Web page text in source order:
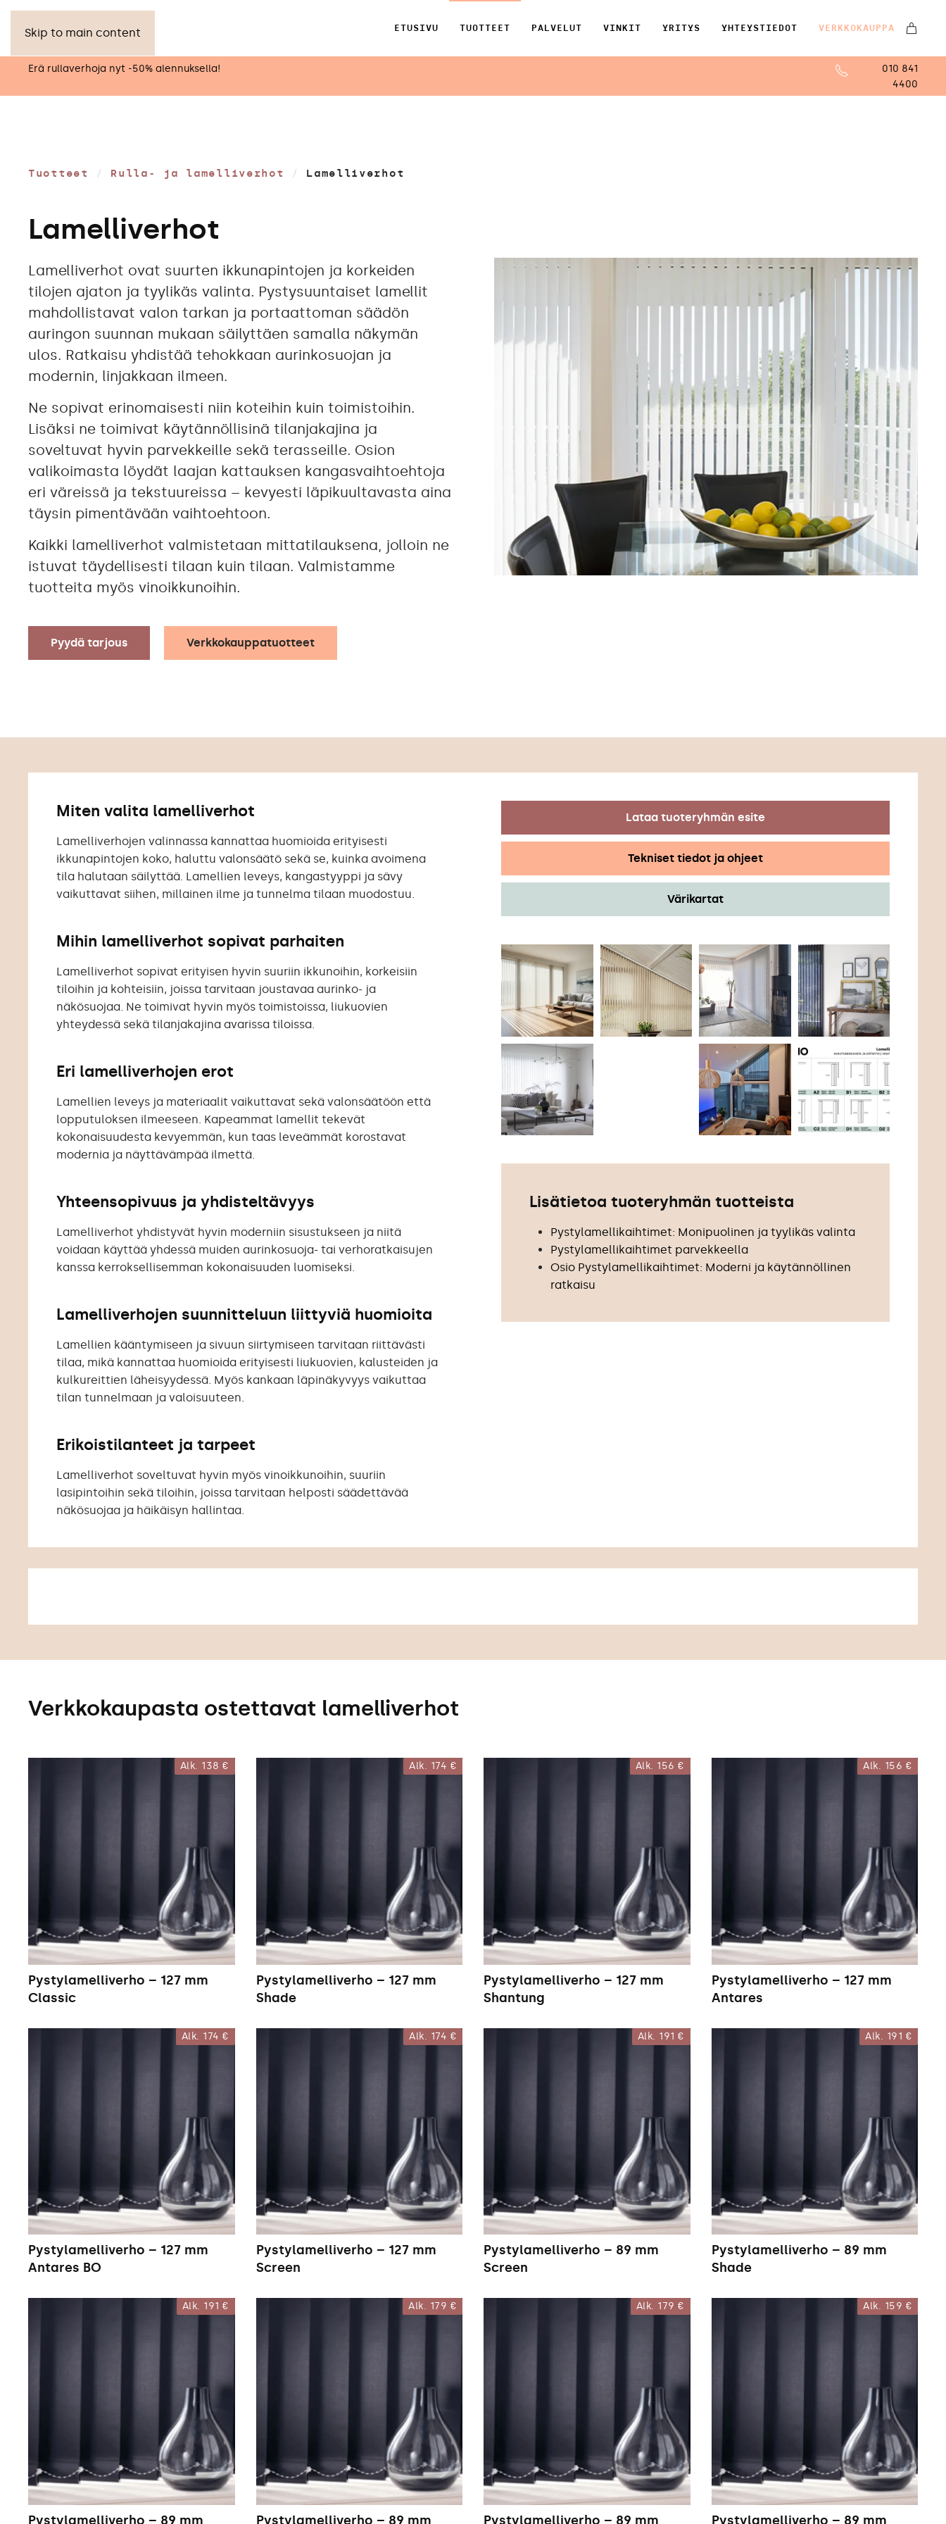
Skip to main content ETUSIVU TUOTTEET PALVELUT VINKIT YRITYS YHTEYSTIEDOT VERKKOKAUPPA
Erä rullaverhoja nyt -50% alennuksella!
010 841
4400
Tuotteet / Rulla- ja lamelliverhot / Lamelliverhot
Lamelliverhot
Lamelliverhot ovat suurten ikkunapintojen ja korkeiden
tilojen ajaton ja tyylikäs valinta. Pystysuuntaiset lamellit
mahdollistavat valon tarkan ja portaattoman säädön
auringon suunnan mukaan säilyttäen samalla näkymän
ulos. Ratkaisu yhdistää tehokkaan aurinkosuojan ja
modernin, linjakkaan ilmeen.
Ne sopivat erinomaisesti niin koteihin kuin toimistoihin.
Lisäksi ne toimivat käytännöllisinä tilanjakajina ja
soveltuvat hyvin parvekkeille sekä terasseille. Osion
valikoimasta löydät laajan kattauksen kangasvaihtoehtoja
eri väreissä ja tekstuureissa – kevyesti läpikuultavasta aina
täysin pimentävään vaihtoehtoon.
Kaikki lamelliverhot valmistetaan mittatilauksena, jolloin ne
istuvat täydellisesti tilaan kuin tilaan. Valmistamme
tuotteita myös vinoikkunoihin.
Pyydä tarjous Verkkokauppatuotteet
Miten valita lamelliverhot
Lamelliverhojen valinnassa kannattaa huomioida erityisesti
ikkunapintojen koko, haluttu valonsäätö sekä se, kuinka avoimena
tila halutaan säilyttää. Lamellien leveys, kangastyyppi ja sävy
vaikuttavat siihen, millainen ilme ja tunnelma tilaan muodostuu.
Mihin lamelliverhot sopivat parhaiten
Lamelliverhot sopivat erityisen hyvin suuriin ikkunoihin, korkeisiin
tiloihin ja kohteisiin, joissa tarvitaan joustavaa aurinko- ja
näkösuojaa. Ne toimivat hyvin myös toimistoissa, liukuovien
yhteydessä sekä tilanjakajina avarissa tiloissa.
Eri lamelliverhojen erot
Lamellien leveys ja materiaalit vaikuttavat sekä valonsäätöön että
lopputuloksen ilmeeseen. Kapeammat lamellit tekevät
kokonaisuudesta kevyemmän, kun taas leveämmät korostavat
modernia ja näyttävämpää ilmettä.
Yhteensopivuus ja yhdisteltävyys
Lamelliverhot yhdistyvät hyvin moderniin sisustukseen ja niitä
voidaan käyttää yhdessä muiden aurinkosuoja- tai verhoratkaisujen
kanssa kerroksellisemman kokonaisuuden luomiseksi.
Lamelliverhojen suunnitteluun liittyviä huomioita
Lamellien kääntymiseen ja sivuun siirtymiseen tarvitaan riittävästi
tilaa, mikä kannattaa huomioida erityisesti liukuovien, kalusteiden ja
kulkureittien läheisyydessä. Myös kankaan läpinäkyvyys vaikuttaa
tilan tunnelmaan ja valoisuuteen.
Erikoistilanteet ja tarpeet
Lamelliverhot soveltuvat hyvin myös vinoikkunoihin, suuriin
lasipintoihin sekä tiloihin, joissa tarvitaan helposti säädettävää
näkösuojaa ja häikäisyn hallintaa.
Lataa tuoteryhmän esite
Tekniset tiedot ja ohjeet
Värikartat
Lisätietoa tuoteryhmän tuotteista
Pystylamellikaihtimet: Monipuolinen ja tyylikäs valinta
Pystylamellikaihtimet parvekkeella
Osio Pystylamellikaihtimet: Moderni ja käytännöllinen
ratkaisu
Verkkokaupasta ostettavat lamelliverhot
Alk. 138 €
Pystylamelliverho – 127 mm
Classic
Alk. 174 €
Pystylamelliverho – 127 mm
Shade
Alk. 156 €
Pystylamelliverho – 127 mm
Shantung
Alk. 156 €
Pystylamelliverho – 127 mm
Antares
Alk. 174 €
Pystylamelliverho – 127 mm
Antares BO
Alk. 174 €
Pystylamelliverho – 127 mm
Screen
Alk. 191 €
Pystylamelliverho – 89 mm
Screen
Alk. 191 €
Pystylamelliverho – 89 mm
Shade
Alk. 191 €
Pystylamelliverho – 89 mm
Alk. 179 €
Pystylamelliverho – 89 mm
Alk. 179 €
Pystylamelliverho – 89 mm
Alk. 159 €
Pystylamelliverho – 89 mm